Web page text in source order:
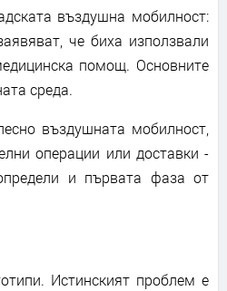
въздушна мобилност:
че биха използвали
помощ. Основните
среда.
въздушната мобилност,
операции или доставки -
и първата фаза от
Истинският проблем е